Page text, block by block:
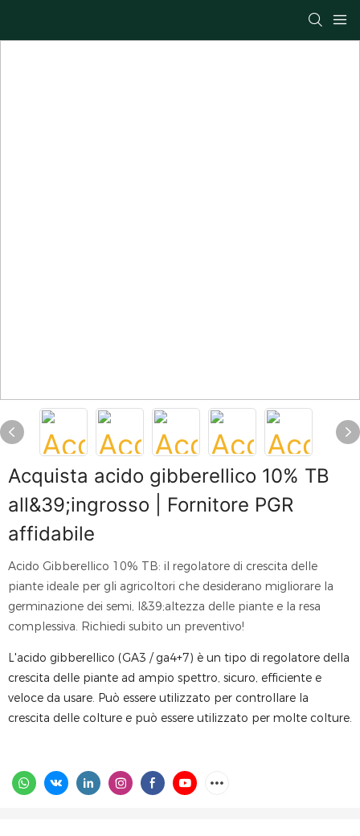
Acquista acido gibberellico 10% TB
all&39;ingrosso | Fornitore PGR
affidabile
Acido Gibberellico 10% TB: il regolatore di crescita delle
piante ideale per gli agricoltori che desiderano migliorare la
germinazione dei semi, l&39;altezza delle piante e la resa
complessiva. Richiedi subito un preventivo!
L'acido gibberellico (GA3 / ga4+7) è un tipo di regolatore della
crescita delle piante ad ampio spettro, sicuro, efficiente e
veloce da usare. Può essere utilizzato per controllare la
crescita delle colture e può essere utilizzato per molte colture.